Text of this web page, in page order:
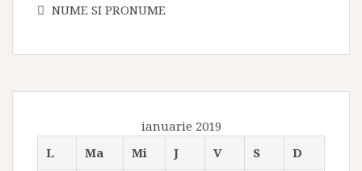
NUME SI PRONUME
ianuarie 2019
L
Ma Mi J V S D